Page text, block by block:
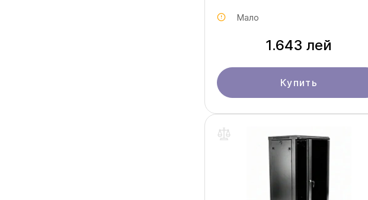
Мало
1.643 лей
Купить